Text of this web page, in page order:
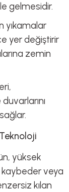
gelmesidir.
yıkamalar
yer değiştirir
zemin
yüksek
kaybeder veya
kılan